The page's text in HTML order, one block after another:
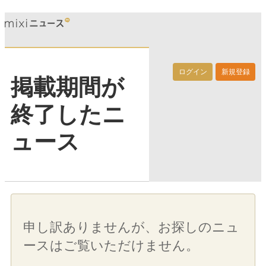
ログイン 新規登録
掲載期間が
終了したニ
ュース
申し訳ありませんが、お探しのニュ
ースはご覧いただけません。